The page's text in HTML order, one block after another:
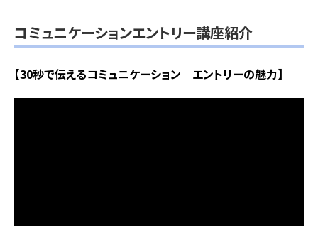
コミュニケーションエントリー講座紹介
【30秒で伝えるコミュニケーション エントリーの魅力】